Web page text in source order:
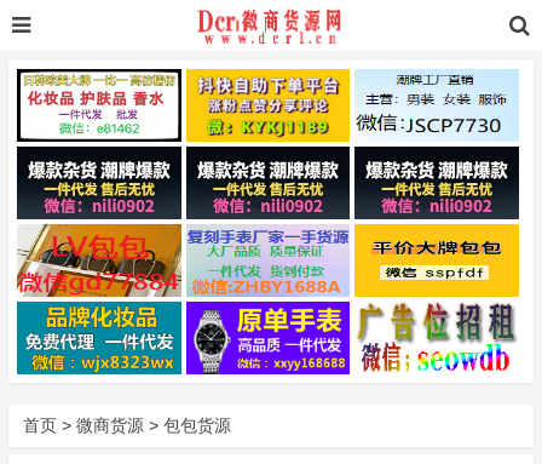
首页 > 微商货源 > 包包货源